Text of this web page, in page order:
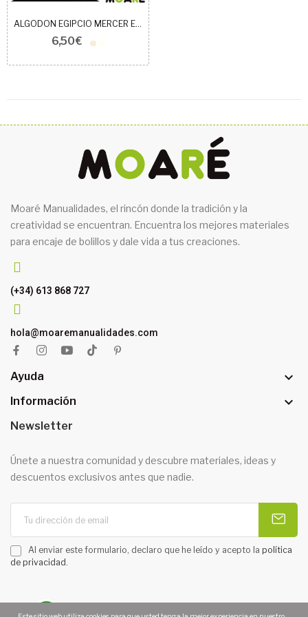
ALGODON EGIPCIO MERCER ESPECIAL 60
6,50 €
Moaré Manualidades, el rincón donde la tradición y la
creatividad se encuentran. Encuentra los mejores materiales
para encaje de bolillos y dale vida a tus creaciones.
(+34) 613 868 727
hola@moaremanualidades.com
Ayuda 
Información 
Newsletter
Únete a nuestra comunidad y descubre materiales, ideas y
descuentos exclusivos antes que nadie.
Al enviar este formulario, declaro que he leído y acepto la política
de privacidad .